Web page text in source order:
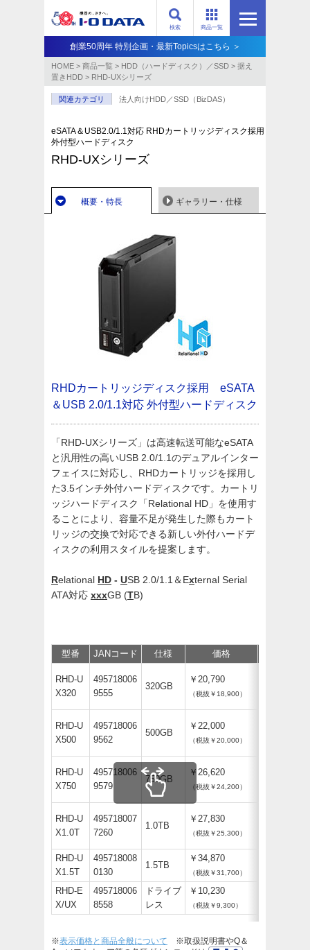
商品一覧
検索
創業50周年 特別企画・最新Topicsはこちら ＞
HOME > 商品一覧 > HDD（ハードディスク）／SSD > 据え
置きHDD > RHD-UXシリーズ
関連カテゴリ 法人向けHDD／SSD（BizDAS）
eSATA＆USB2.0/1.1対応 RHDカートリッジディスク採用
外付型ハードディスク
RHD-UXシリーズ
概要・特長 ギャラリー・仕様
RHDカートリッジディスク採用 eSATA
＆USB 2.0/1.1対応 外付型ハードディスク
「RHD-UXシリーズ」は高速転送可能なeSATA
と汎用性の高いUSB 2.0/1.1のデュアルインター
フェイスに対応し、RHDカートリッジを採用し
た3.5インチ外付ハードディスクです。カートリ
ッジハードディスク「Relational HD」を使用す
ることにより、容量不足が発生した際もカート
リッジの交換で対応できる新しい外付ハードデ
ィスクの利用スタイルを提案します。
Relational HD - USB 2.0/1.1＆External Serial
ATA対応 xxxGB (TB)
型番 JANコード 仕様 価格
RHD-U
X320
495718006
9555
320GB
￥20,790
（税抜￥18,900）
RHD-U
X500
495718006
9562
500GB
￥22,000
（税抜￥20,000）
RHD-U
X750
495718006
9579
750GB
￥26,620
（税抜￥24,200）
RHD-U
X1.0T
495718007
7260
1.0TB
￥27,830
（税抜￥25,300）
RHD-U
X1.5T
495718008
0130
1.5TB
￥34,870
（税抜￥31,700）
RHD-E
X/UX
495718006
8558
ドライブ
レス
￥10,230
（税抜￥9,300）
※表示価格と商品全般について ※取扱説明書やQ＆